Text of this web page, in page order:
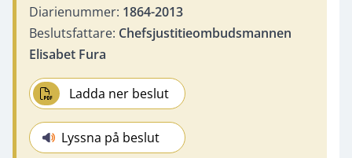
Diarienummer: 1864-2013
Beslutsfattare: Chefsjustitieombudsmannen
Elisabet Fura
Ladda ner beslut
Lyssna på beslut